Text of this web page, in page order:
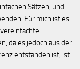
Sätzen, und
Für mich ist es
da es jedoch aus der
entstanden ist, ist